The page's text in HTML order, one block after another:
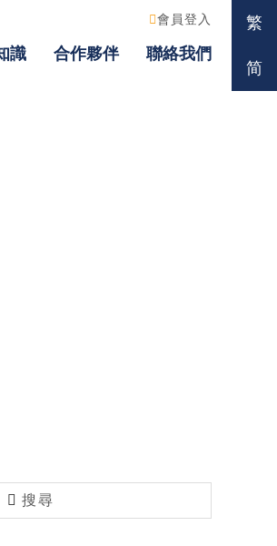
識 合作夥伴 聯絡我們
繁
简
會員登入